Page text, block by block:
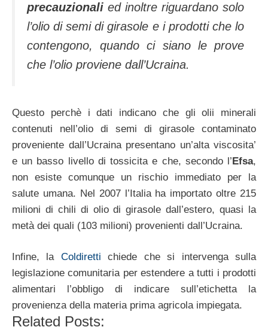
precauzionali ed inoltre riguardano solo
l’olio di semi di girasole e i prodotti che lo
contengono, quando ci siano le prove
che l’olio proviene dall’Ucraina.
Questo perchè i dati indicano che gli olii minerali
contenuti nell’olio di semi di girasole contaminato
proveniente dall’Ucraina presentano un’alta viscosita’
e un basso livello di tossicita e che, secondo l’Efsa,
non esiste comunque un rischio immediato per la
salute umana. Nel 2007 l’Italia ha importato oltre 215
milioni di chili di olio di girasole dall’estero, quasi la
metà dei quali (103 milioni) provenienti dall’Ucraina.
Infine, la Coldirettichiede che si intervenga sulla
legislazione comunitaria per estendere a tutti i prodotti
alimentari l’obbligo di indicare sull’etichetta la
provenienza della materia prima agricola impiegata.
Related Posts: